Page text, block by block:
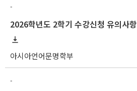
-
2026학년도 2학기 수강신청 유의사항
아시아언어문명학부
-